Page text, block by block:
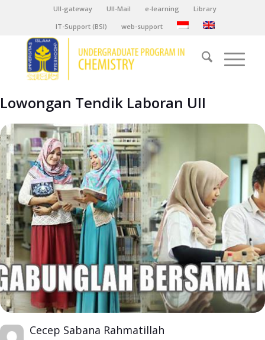
UII-gateway UII-Mail e-learning
Library
IT-Support (BSI)
web-support
Lowongan Tendik Laboran UII
Cecep Sabana Rahmatillah